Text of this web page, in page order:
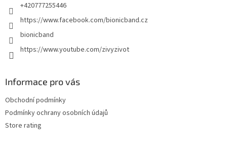
+420777255446
https://www.facebook.com/bionicband.cz
bionicband
https://www.youtube.com/zivyzivot
Informace pro vás
Obchodní podmínky
Podmínky ochrany osobních údajů
Store rating